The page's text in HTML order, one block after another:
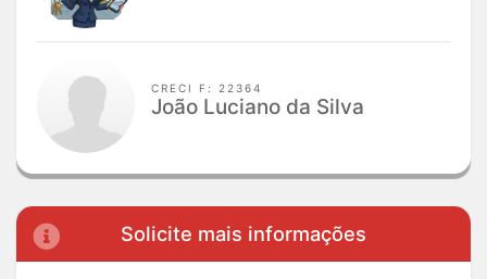
CRECI F: 22364
João Luciano da Silva
Solicite mais informações